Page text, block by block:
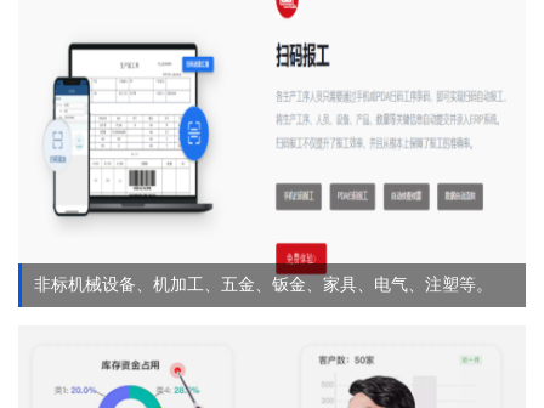
非标机械设备、机加工、五金、钣金、家具、电气、注塑等。